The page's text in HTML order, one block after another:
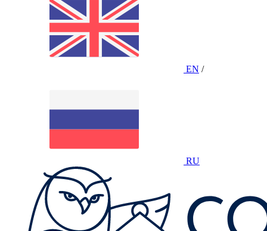
EN /
RU